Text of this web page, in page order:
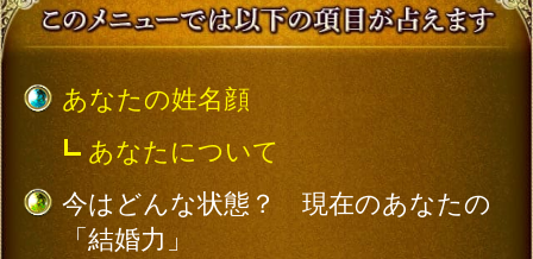
まずはあなたと運命の相手の「今の
関係」について
次に運命の相手の「容姿、見た目の
印象」について
その運命の相手の「周りからの評
判」や「交友関係」
こんな展開があるのよ。その相手と
あなたが「関係」を深めるきっかけ